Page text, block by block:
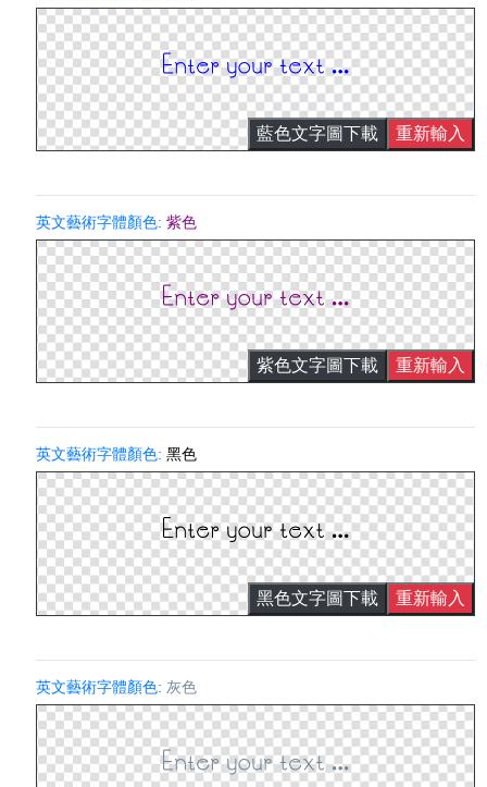
藍色文字圖下載 重新輸入
英文藝術字體顏色:紫色
紫色文字圖下載 重新輸入
英文藝術字體顏色:黑色
黑色文字圖下載 重新輸入
英文藝術字體顏色: 灰色